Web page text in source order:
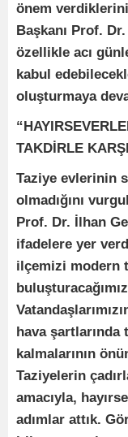
önem
Başkanı Prof.
özellikle acı
kabul
oluşturmaya
TAKDİRLE
Taziye evlerinin
olmadığını
Prof. Dr. İlhan
ifadelere yer
ilçemizi modern
hava
kalmalarının
Taziyelerin
amacıyla,
adımlar attık.